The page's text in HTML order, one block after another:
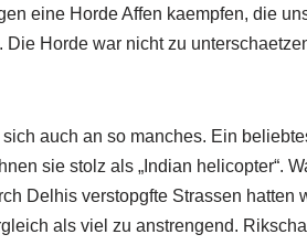
eine Horde Affen kaempfen, die
Horde war nicht zu
auch an so manches. Ein
sie stolz als „Indian helicopter“.
Delhis verstopgfte Strassen hatten
als viel zu anstrengend.